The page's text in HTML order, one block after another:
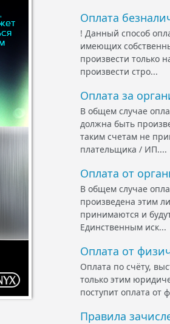
Оплата
! Данный способ
имеющих
произвести только
произвести стро...
Оплата за
В общем случае
должна быть
таким счетам не
плательщика / ИП....
Оплата от
В общем случае
произведена этим
принимаются и
Единственным иск...
Оплата от
Оплата по счёту,
только этим
поступит оплата от
Правила